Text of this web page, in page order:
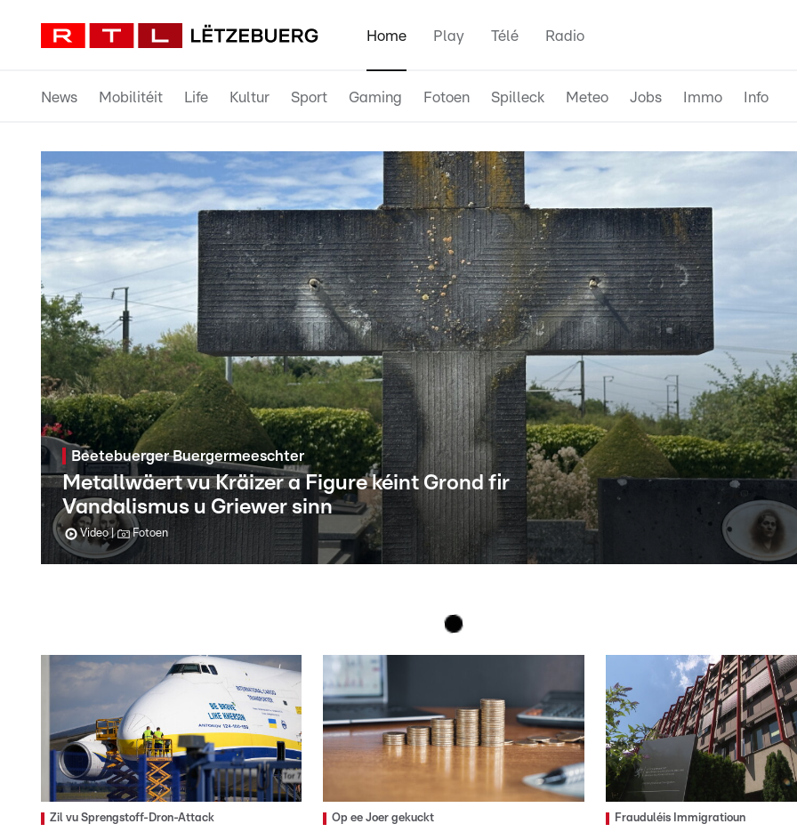
Home Play Télé Radio
News Mobilitéit Life Kultur Sport Gaming Fotoen Spilleck Meteo Jobs Immo Info
Beetebuerger Buergermeeschter
Metallwäert vu Kräizer a Figure kéint Grond fir
Vandalismus u Griewer sinn
Video Fotoen
Zil vu Sprengstoff-Dron-Attack Op ee Joer gekuckt Frauduléis Immigratioun